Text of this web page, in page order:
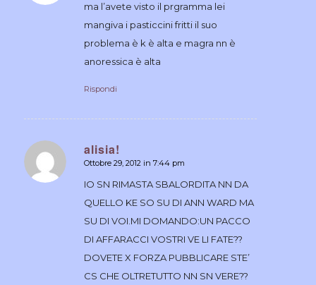
ma l’avete visto il prgramma lei
mangiva i pasticcini fritti il suo
problema è k è alta e magra nn è
anoressica è alta
Rispondi
alisia!
dice:
Ottobre 29, 2012 in 7:44 pm
IO SN RIMASTA SBALORDITA NN DA
QUELLO KE SO SU DI ANN WARD MA
SU DI VOI.MI DOMANDO:UN PACCO
DI AFFARACCI VOSTRI VE LI FATE??
DOVETE X FORZA PUBBLICARE STE’
CS CHE OLTRETUTTO NN SN VERE??